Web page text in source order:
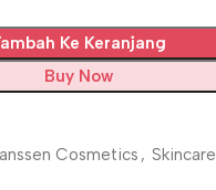
Ke Keranjang
Buy Now
Cosmetics , Skincare